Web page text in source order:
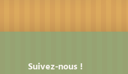
Suivez-nous !